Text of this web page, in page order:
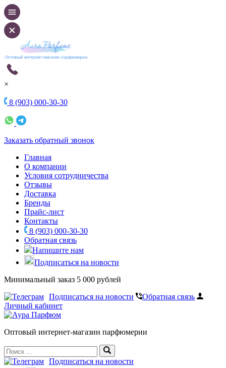
×
8 (903) 000-30-30
Заказать обратный звонок
Главная
О компании
Условия сотрудничества
Отзывы
Доставка
Бренды
Прайс-лист
Контакты
8 (903) 000-30-30
Обратная связь
Напишите нам
Подписаться на новости
Минимальный заказ 5 000 рублей
Подписаться на новости
Обратная связь
Личный кабинет
Оптовый интернет-магазин парфюмерии
Подписаться на новости